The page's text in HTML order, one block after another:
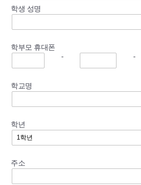
학생 성명
학부모 휴대폰
-
-
학교명
학년
주소